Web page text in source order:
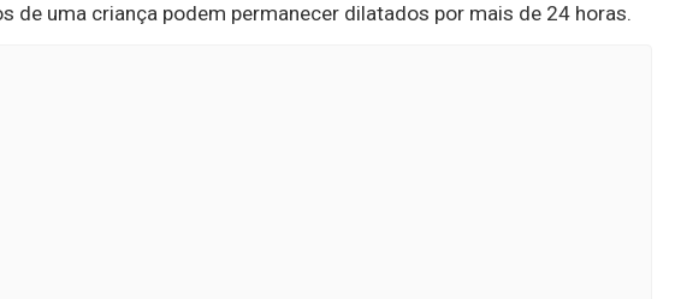
de uma criança podem permanecer dilatados por mais de 24 horas.